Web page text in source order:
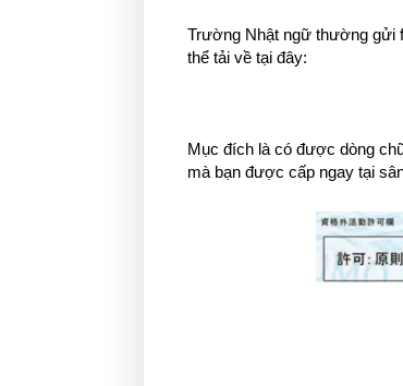
Trường Nhật ngữ thường gửi
thể tải về tại đây:
Mục đích là có được dòng
mà bạn được cấp ngay tại